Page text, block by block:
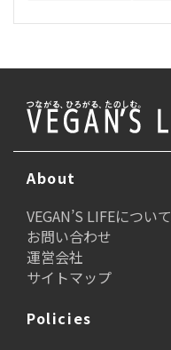
About
VEGAN’S LIFEについて
お問い合わせ
運営会社
サイトマップ
Policies